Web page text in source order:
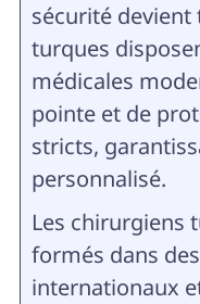
sécurité devient
turques
médicales
pointe et de
stricts,
personnalisé.
Les chirurgiens
formés dans
internationaux